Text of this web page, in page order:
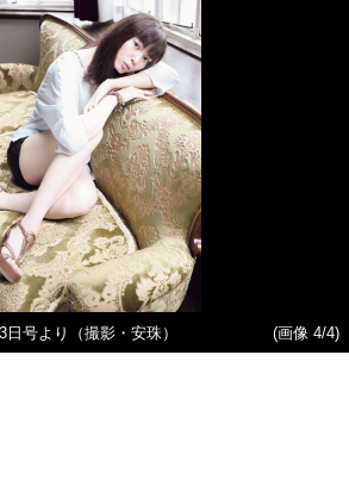
日号より（撮影・安珠） (画像 4/4)